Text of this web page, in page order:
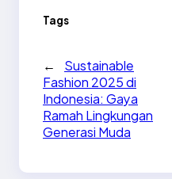
Tags
←
Sustainable
Fashion 2025 di
Indonesia: Gaya
Ramah Lingkungan
Generasi Muda